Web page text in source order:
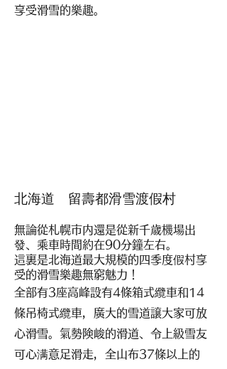
享受滑雪的樂趣。
北海道 留壽都滑雪渡假村
無論從札幌市内還是從新千歳機場出
發、乘車時間約在90分鐘左右。
這裏是北海道最大規模的四季度假村享
受的滑雪樂趣無窮魅力！
全部有3座高峰設有4條箱式纜車和14
條吊椅式纜車，廣大的雪道譲大家可放
心滑雪。氣勢険峻的滑道、令上級雪友
可心满意足滑走，全山布37條以上的